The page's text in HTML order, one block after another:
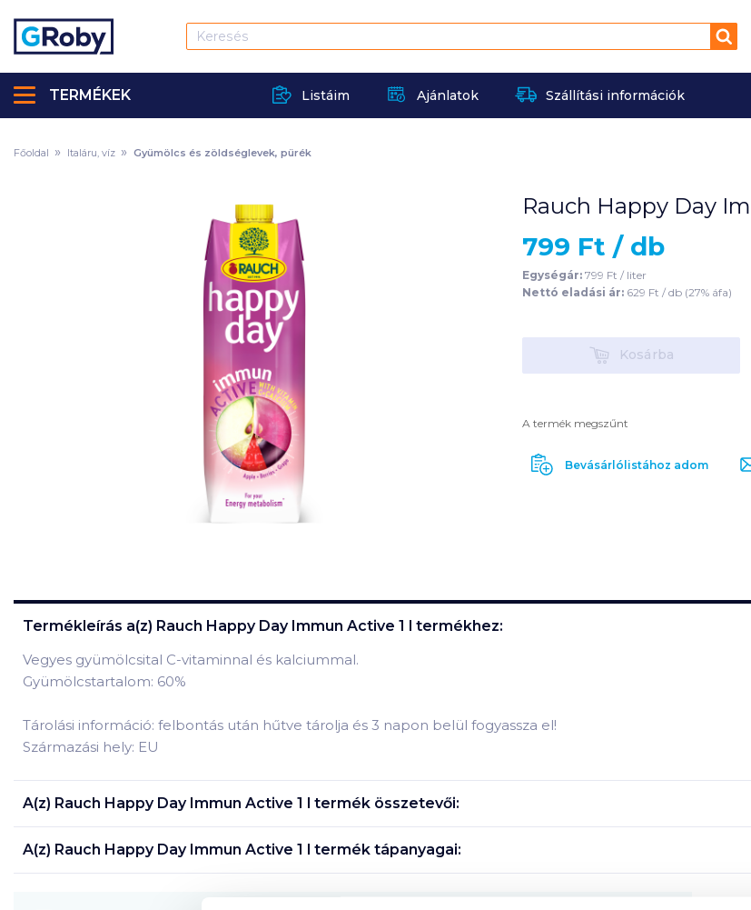
Listáim Ajánlatok Szállítási információk
TERMÉKEK
Főoldal Italáru, víz Gyümölcs és zöldséglevek, pürék
Rauch Happy Day
799 Ft / db
Egységár: 799 Ft / liter
Nettó eladási ár: 629 Ft / db (27% áfa)
KosárbaKosárba
A termék megszűnt
Bevásárlólistához adom
Termékleírás a(z) Rauch Happy Day Immun Active 1 l termékhez:
Vegyes gyümölcsital C-vitaminnal és kalciummal.
Gyümölcstartalom: 60%
Tárolási információ: felbontás után hűtve tárolja és 3 napon belül fogyassza el!
Származási hely: EU
A(z) Rauch Happy Day Immun Active 1 l termék összetevői:
A(z) Rauch Happy Day Immun Active 1 l termék tápanyagai: